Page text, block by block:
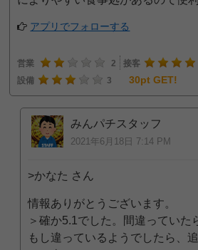
アプリでフォローする
営業 2 接客
設備
3 30pt GET!
みんパチスタッフ
2021年6月18日 7:14 PM
>かなた さん
情報ありがとうございます。
＞確か5.1でした。間違っていた
もし違っているようでしたら、